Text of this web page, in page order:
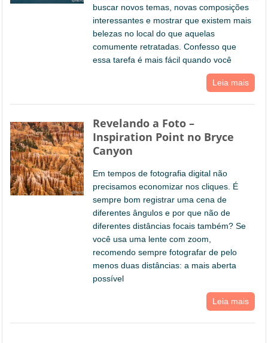
buscar novos temas, novas composições
interessantes e mostrar que existem mais
belezas no local do que aquelas
comumente retratadas. Confesso que
essa tarefa é mais fácil quando você
Leia mais
Revelando a Foto –
Inspiration Point no Bryce
Canyon
Em tempos de fotografia digital não
precisamos economizar nos cliques. É
sempre bom registrar uma cena de
diferentes ângulos e por que não de
diferentes distâncias focais também? Se
você usa uma lente com zoom,
recomendo sempre fotografar de pelo
menos duas distâncias: a mais aberta
possível
Leia mais